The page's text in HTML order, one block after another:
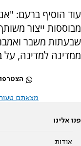
עוד הוסיף ברעם:
מבוססות ייצור
שבעתות משבר
ממדינה למדינה, על
מצאתם טעות
פנו אלינו
אודות